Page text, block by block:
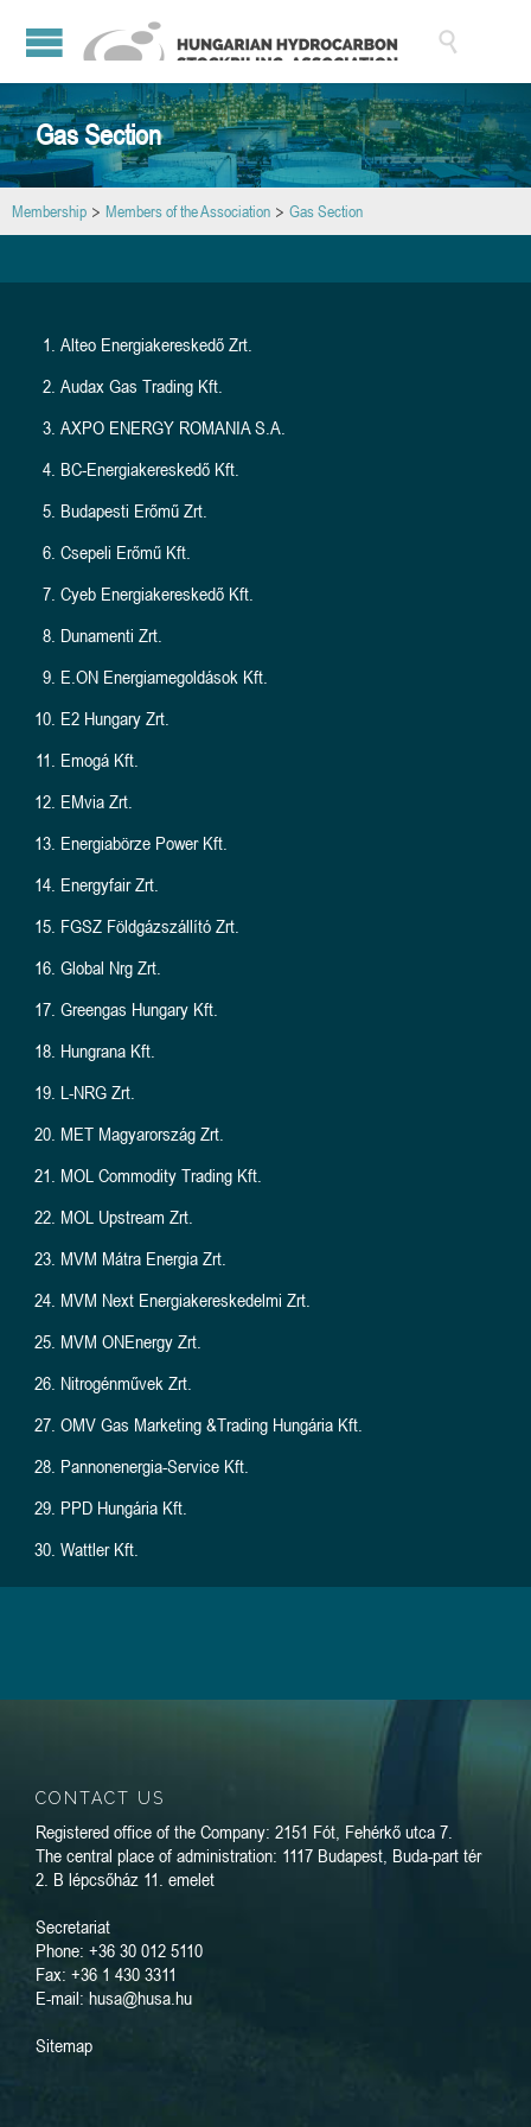

Gas Section
Membership > Members of the Association > Gas Section
Alteo Energiakereskedő Zrt.
Audax Gas Trading Kft.
AXPO ENERGY ROMANIA S.A.
BC-Energiakereskedő Kft.
Budapesti Erőmű Zrt.
Csepeli Erőmű Kft.
Cyeb Energiakereskedő Kft.
Dunamenti Zrt.
E.ON Energiamegoldások Kft.
E2 Hungary Zrt.
Emogá Kft.
EMvia Zrt.
Energiabörze Power Kft.
Energyfair Zrt.
FGSZ Földgázszállító Zrt.
Global Nrg Zrt.
Greengas Hungary Kft.
Hungrana Kft.
L-NRG Zrt.
MET Magyarország Zrt.
MOL Commodity Trading Kft.
MOL Upstream Zrt.
MVM Mátra Energia Zrt.
MVM Next Energiakereskedelmi Zrt.
MVM ONEnergy Zrt.
Nitrogénművek Zrt.
OMV Gas Marketing &Trading Hungária Kft.
Pannonenergia-Service Kft.
PPD Hungária Kft.
Wattler Kft.
CONTACT US
Registered office of the Company: 2151 Fót, Fehérkő utca 7.
The central place of administration: 1117 Budapest, Buda-part tér
2. B lépcsőház 11. emelet
Secretariat
Phone: +36 30 012 5110
Fax: +36 1 430 3311
E-mail: husa@husa.hu
Sitemap